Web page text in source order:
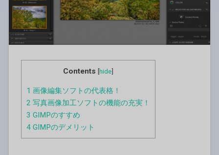
Contents [hide]
1 画像編集ソフトの代表格！
2 写真画像加工ソフトの機能の充実！
3 GIMPのすすめ
4GIMPのデメリット